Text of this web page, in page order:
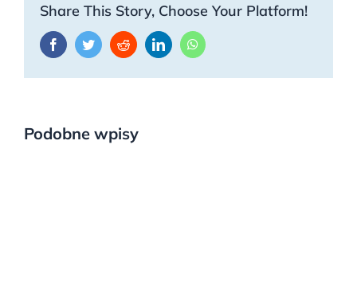
Share This Story, Choose Your Platform!
FacebookTwitterRedditLinkedInWhatsApp
Podobne wpisy